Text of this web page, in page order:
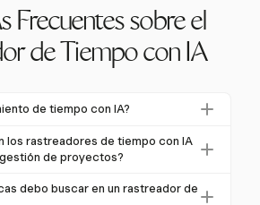
Frecuentes sobre el
de Tiempo con IA
de tiempo con IA?
tiempo con IA utiliza el aprendizaje
categorizar y analizar
señales contextuales como
los rastreadores de tiempo con IA
de proyectos?
tiempo con IA se integran sin
debo buscar en un rastreador de